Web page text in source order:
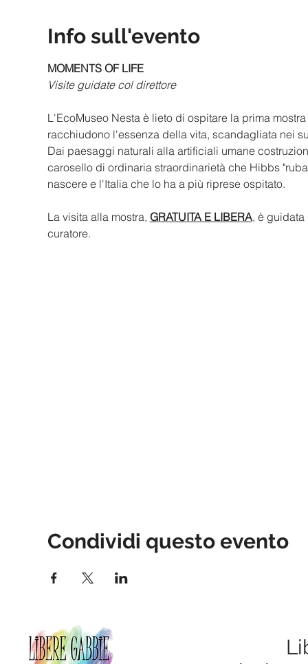
Info sull'evento
MOMENTS OF LIFE
Visite guidate col direttore
L'EcoMuseo Nesta è lieto di ospitare la prima
racchiudono l'essenza della vita, scandagliata nei
Dai paesaggi naturali alla artificiali umane
carosello di ordinaria straordinarietà che Hibbs
nascere e l'Italia che lo ha a più riprese ospitato.
La visita alla mostra, GRATUITA E LIBERA, è guidata
curatore.
Condividi questo evento